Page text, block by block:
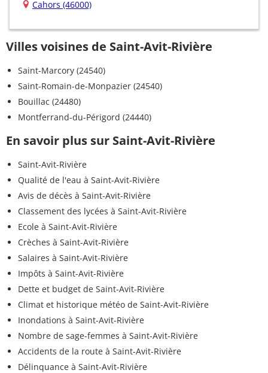
Cahors (46000)
Villes voisines de Saint-Avit-Rivière
Saint-Marcory (24540)
Saint-Romain-de-Monpazier (24540)
Bouillac (24480)
Montferrand-du-Périgord (24440)
En savoir plus sur Saint-Avit-Rivière
Saint-Avit-Rivière
Qualité de l'eau à Saint-Avit-Rivière
Avis de décès à Saint-Avit-Rivière
Classement des lycées à Saint-Avit-Rivière
Ecole à Saint-Avit-Rivière
Crèches à Saint-Avit-Rivière
Salaires à Saint-Avit-Rivière
Impôts à Saint-Avit-Rivière
Dette et budget de Saint-Avit-Rivière
Climat et historique météo de Saint-Avit-Rivière
Inondations à Saint-Avit-Rivière
Nombre de sage-femmes à Saint-Avit-Rivière
Accidents de la route à Saint-Avit-Rivière
Délinquance à Saint-Avit-Rivière